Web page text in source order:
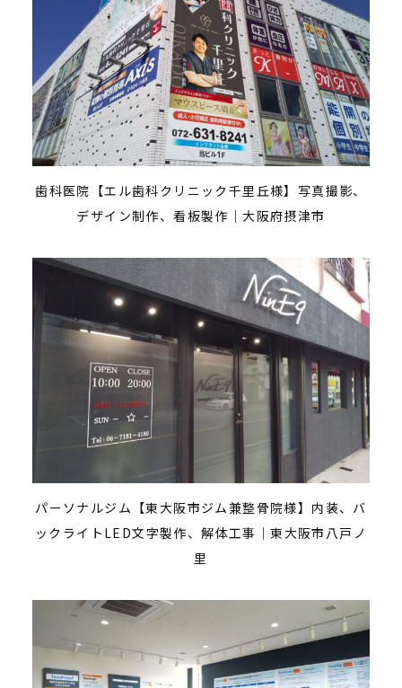
歯科医院【エル歯科クリニック千里丘様】写真撮影、
デザイン制作、看板製作｜大阪府摂津市
パーソナルジム【東大阪市ジム兼整骨院様】内装、バ
ックライトLED文字製作、解体工事｜東大阪市八戸ノ
里